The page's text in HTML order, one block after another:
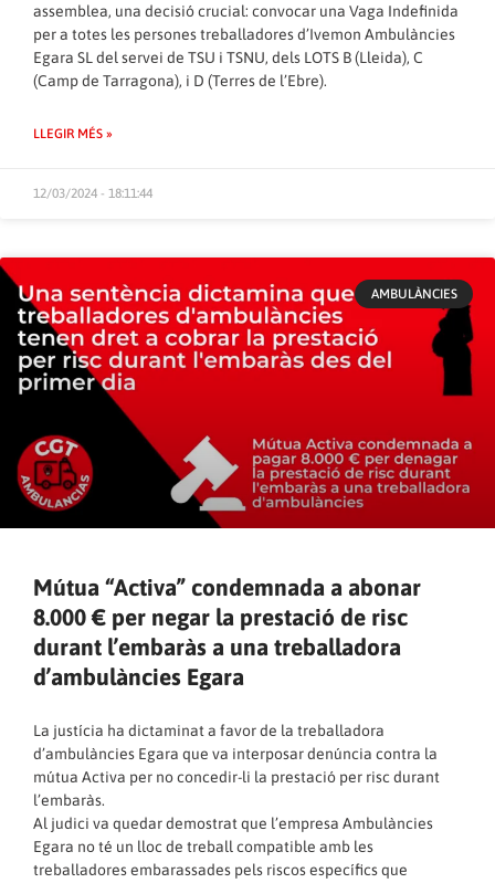
assemblea, una decisió crucial: convocar una Vaga Indefinida
per a totes les persones treballadores d’Ivemon Ambulàncies
Egara SL del servei de TSU i TSNU, dels LOTS B (Lleida), C
(Camp de Tarragona), i D (Terres de l’Ebre).
LLEGIR MÉS »
12/03/2024 - 18:11:44
AMBULÀNCIES
Mútua “Activa” condemnada a abonar
8.000 € per negar la prestació de risc
durant l’embaràs a una treballadora
d’ambulàncies Egara
La justícia ha dictaminat a favor de la treballadora
d’ambulàncies Egara que va interposar denúncia contra la
mútua Activa per no concedir-li la prestació per risc durant
l’embaràs.
Al judici va quedar demostrat que l’empresa Ambulàncies
Egara no té un lloc de treball compatible amb les
treballadores embarassades pels riscos específics que